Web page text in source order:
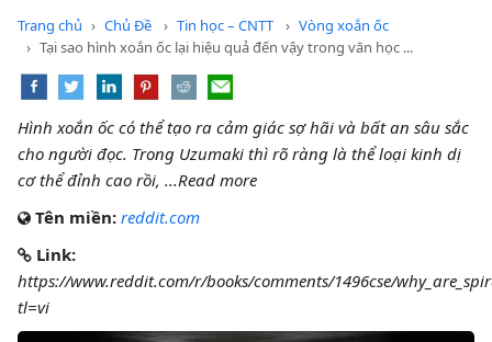
Trang chủ Chủ Đề Tin học – CNTT
Vòng xoắn ốc
Tại sao hình xoắn ốc lại hiệu quả đến vậy trong văn học ...
Hình xoắn ốc có thể tạo ra cảm giác sợ hãi và bất an sâu sắc
cho người đọc. Trong Uzumaki thì rõ ràng là thể loại kinh dị
cơ thể đỉnh cao rồi, ...Read more
Tên miền: reddit.com
Link:
https://www.reddit.com/r/books/comments/1496cse/
tl=vi